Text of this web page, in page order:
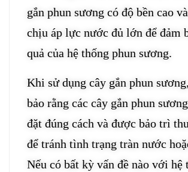
gắn phun sương có độ bền cao
chịu áp lực nước đủ lớn để đảm
quả của hệ thống phun sương.
Khi sử dụng cây gắn phun
bảo rằng các cây gắn phun
đặt đúng cách và được bảo trì
để tránh tình trạng tràn nước
Nếu có bất kỳ vấn đề nào với hệ